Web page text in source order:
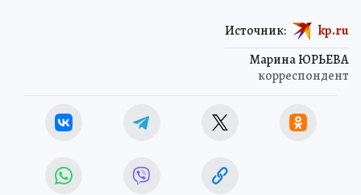
Марина ЮРЬЕВА
корреспондент
Источник: kp.ru